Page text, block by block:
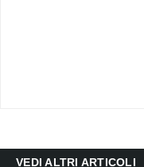
VEDI ALTRI ARTICOLI